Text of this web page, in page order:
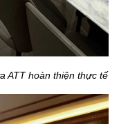
ATT hoàn thiện thực tế